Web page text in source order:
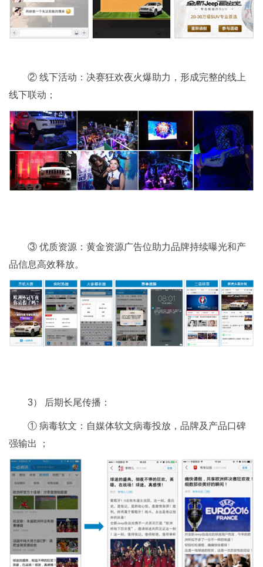
② 线下活动：决赛狂欢夜火爆助力，形成完整的线上
线下联动；
③ 优质资源：黄金资源广告位助力品牌持续曝光和产
品信息高效释放。
3） 后期长尾传播：
① 病毒软文：自媒体软文病毒投放，品牌及产品口碑
强输出 ；